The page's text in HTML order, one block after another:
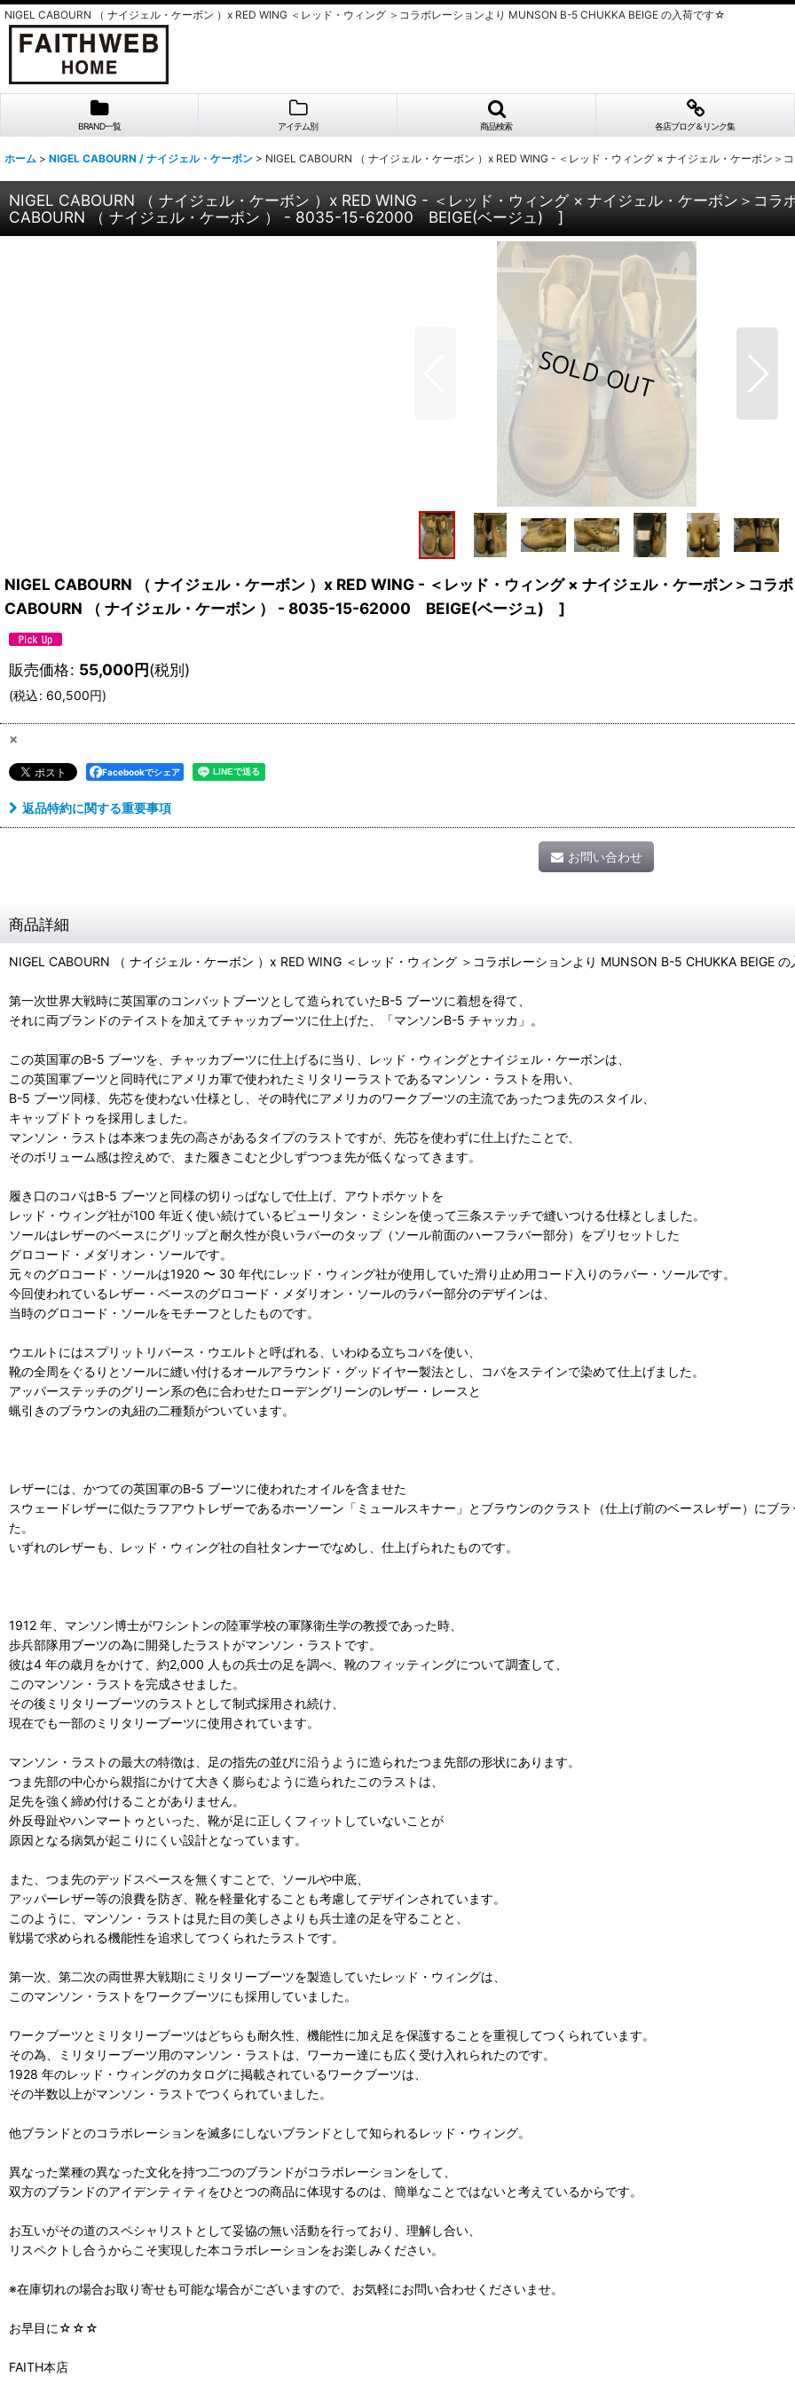
NIGEL CABOURN （ ナイジェル・ケーボン ）x RED WING ＜レッド・ウィング ＞コラボレーションより MUNSON B-5 CHUKKA BEIGE の入荷です☆
BRAND一覧 アイテム別 商品検索 各店ブログ＆リンク集
ホーム > NIGEL CABOURN / ナイジェル・ケーボン > NIGEL CABOURN （ ナイジェル・ケーボン ）x RED WING - ＜レッド・ウィング × ナイジェル・ケーボン＞
NIGEL CABOURN （ ナイジェル・ケーボン ）x RED WING - ＜レッド・ウィング × ナイジェル・ケーボン＞コ
CABOURN （ ナイジェル・ケーボン ） - 8035-15-62000 BEIGE(ベージュ) ]
NIGEL CABOURN （ ナイジェル・ケーボン ）x RED WING - ＜レッド・ウィング × ナイジェル・ケーボン＞コラ
CABOURN （ ナイジェル・ケーボン ） - 8035-15-62000 BEIGE(ベージュ) ]
販売価格: 55,000円(税別)
(税込: 60,500円)
×
Facebookでシェア
返品特約に関する重要事項
お問い合わせ
商品詳細
NIGEL CABOURN （ ナイジェル・ケーボン ）x RED WING ＜レッド・ウィング ＞コラボレーションより MUNSON B-5 CHUKKA BEIGE
第一次世界大戦時に英国軍のコンバットブーツとして造られていたB-5 ブーツに着想を得て、
それに両ブランドのテイストを加えてチャッカブーツに仕上げた、「マンソンB-5 チャッカ」。
この英国軍のB-5 ブーツを、チャッカブーツに仕上げるに当り、レッド・ウィングとナイジェル・ケーボンは、
この英国軍ブーツと同時代にアメリカ軍で使われたミリタリーラストであるマンソン・ラストを用い、
B-5 ブーツ同様、先芯を使わない仕様とし、その時代にアメリカのワークブーツの主流であったつま先のスタイル、
キャップドトゥを採用しました。
マンソン・ラストは本来つま先の高さがあるタイプのラストですが、先芯を使わずに仕上げたことで、
そのボリューム感は控えめで、また履きこむと少しずつつま先が低くなってきます。
履き口のコバはB-5 ブーツと同様の切りっぱなしで仕上げ、アウトポケットを
レッド・ウィング社が100 年近く使い続けているピューリタン・ミシンを使って三条ステッチで縫いつける仕様としました。
ソールはレザーのベースにグリップと耐久性が良いラバーのタップ（ソール前面のハーフラバー部分）をプリセットした
グロコード・メダリオン・ソールです。
元々のグロコード・ソールは1920 〜 30 年代にレッド・ウィング社が使用していた滑り止め用コード入りのラバー・ソールです。
今回使われているレザー・ベースのグロコード・メダリオン・ソールのラバー部分のデザインは、
当時のグロコード・ソールをモチーフとしたものです。
ウエルトにはスプリットリバース・ウエルトと呼ばれる、いわゆる立ちコバを使い、
靴の全周をぐるりとソールに縫い付けるオールアラウンド・グッドイヤー製法とし、コバをステインで染めて仕上げました。
アッパーステッチのグリーン系の色に合わせたローデングリーンのレザー・レースと
蝋引きのブラウンの丸紐の二種類がついています。
レザーには、かつての英国軍のB-5 ブーツに使われたオイルを含ませた
スウェードレザーに似たラフアウトレザーであるホーソーン「ミュールスキナー」とブラウンのクラスト（仕上げ前のベースレザー）にブ
た。
いずれのレザーも、レッド・ウィング社の自社タンナーでなめし、仕上げられたものです。
1912 年、マンソン博士がワシントンの陸軍学校の軍隊衛生学の教授であった時、
歩兵部隊用ブーツの為に開発したラストがマンソン・ラストです。
彼は4 年の歳月をかけて、約2,000 人もの兵士の足を調べ、靴のフィッティングについて調査して、
このマンソン・ラストを完成させました。
その後ミリタリーブーツのラストとして制式採用され続け、
現在でも一部のミリタリーブーツに使用されています。
マンソン・ラストの最大の特徴は、足の指先の並びに沿うように造られたつま先部の形状にあります。
つま先部の中心から親指にかけて大きく膨らむように造られたこのラストは、
足先を強く締め付けることがありません。
外反母趾やハンマートゥといった、靴が足に正しくフィットしていないことが
原因となる病気が起こりにくい設計となっています。
また、つま先のデッドスペースを無くすことで、ソールや中底、
アッパーレザー等の浪費を防ぎ、靴を軽量化することも考慮してデザインされています。
このように、マンソン・ラストは見た目の美しさよりも兵士達の足を守ることと、
戦場で求められる機能性を追求してつくられたラストです。
第一次、第二次の両世界大戦期にミリタリーブーツを製造していたレッド・ウィングは、
このマンソン・ラストをワークブーツにも採用していました。
ワークブーツとミリタリーブーツはどちらも耐久性、機能性に加え足を保護することを重視してつくられています。
その為、ミリタリーブーツ用のマンソン・ラストは、ワーカー達にも広く受け入れられたのです。
1928 年のレッド・ウィングのカタログに掲載されているワークブーツは、
その半数以上がマンソン・ラストでつくられていました。
他ブランドとのコラボレーションを滅多にしないブランドとして知られるレッド・ウィング。
異なった業種の異なった文化を持つ二つのブランドがコラボレーションをして、
双方のブランドのアイデンティティをひとつの商品に体現するのは、簡単なことではないと考えているからです。
お互いがその道のスペシャリストとして妥協の無い活動を行っており、理解し合い、
リスペクトし合うからこそ実現した本コラボレーションをお楽しみください。
※在庫切れの場合お取り寄せも可能な場合がございますので、お気軽にお問い合わせくださいませ。
お早目に☆☆☆
FAITH本店